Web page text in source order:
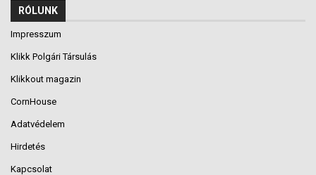
RÓLUNK
Impresszum
Klikk Polgári Társulás
Klikkout magazin
CornHouse
Adatvédelem
Hirdetés
Kapcsolat